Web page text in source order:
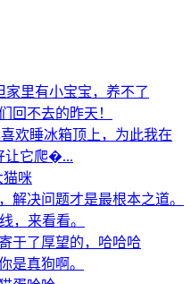
家里有小宝宝，养不了
回不去的昨天！
欢睡冰箱顶上，为此我在
让它爬�...
猫咪
解决问题才是最根本之道。
，来看看。
于了厚望的，哈哈哈
是真狗啊。